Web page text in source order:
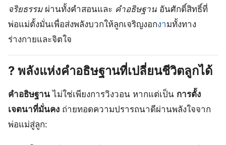
จริยธรรมผ่านทั้งคำสอนและ คำอธิษฐาน อันศักดิ์สิทธิ์ที่
พ่อแม่ตั้งมั่นเพื่อส่งพลังบวกให้ลูกเจริญงอกงามทั้งทาง
ร่างกายและจิตใจ
? พลังแห่งคำอธิษฐานที่เปลี่ยนชีวิตลูกได้
คำอธิษฐาน ไม่ใช่เพียงการวิงวอน หากแต่เป็น การตั้ง
เจตนาที่มั่นคง ถ่ายทอดความปรารถนาดีผ่านพลังใจจาก
พ่อแม่สู่ลูก: